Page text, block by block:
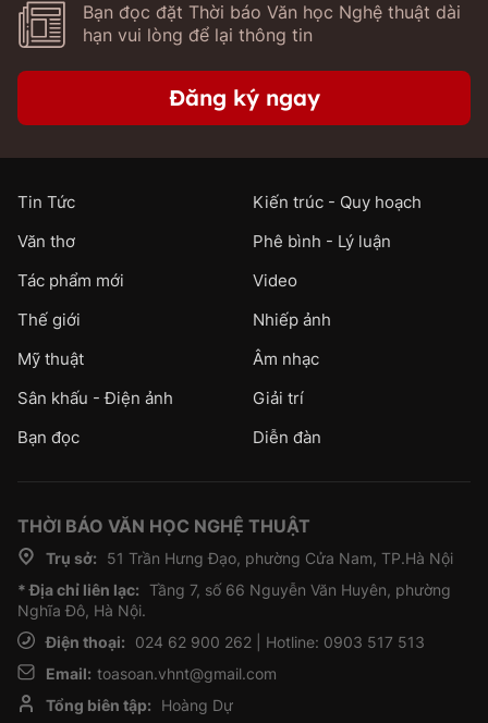
Bạn đọc đặt Thời báo Văn học Nghệ thuật dài
hạn vui lòng để lại thông tin
Đăng ký ngay
Tin Tức
Kiến trúc - Quy hoạch
Văn thơ
Phê bình - Lý luận
Tác phẩm mới
Video
Thế giới
Nhiếp ảnh
Mỹ thuật
Âm nhạc
Sân khấu - Điện ảnh
Giải trí
Bạn đọc
Diễn đàn
THỜI BÁO VĂN HỌC NGHỆ THUẬT
Trụ sở:
51 Trần Hưng Đạo, phường Cửa Nam, TP.Hà Nội
* Địa chỉ liên lạc: Tầng 7, số 66 Nguyễn Văn Huyên, phường
Nghĩa Đô, Hà Nội.
Điện thoại:
024 62 900 262 | Hotline: 0903 517 513
Email: toasoan.vhnt@gmail.com
Tổng biên tập:
Hoàng Dự